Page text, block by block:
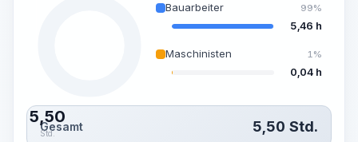
5,50
Std.
Bauarbeiter 99%
5,46 h
Maschinisten 1%
0,04 h
Gesamt 5,50 Std.